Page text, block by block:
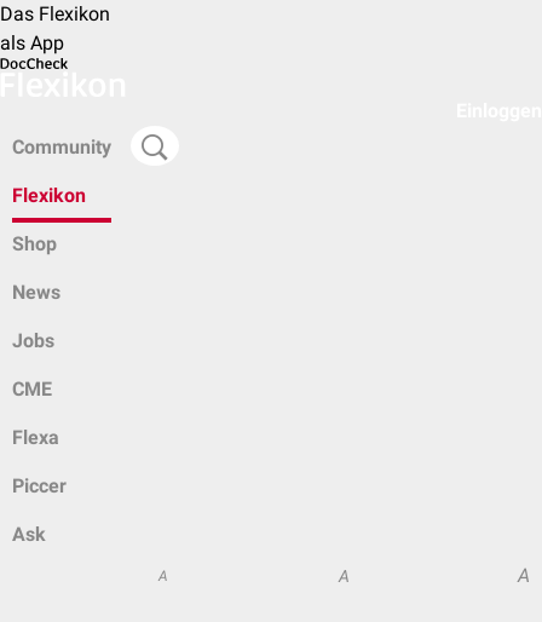
Das Flexikon
als App
Community
Flexikon
Shop
News
Jobs
CME
Flexa
Piccer
Ask
A A A